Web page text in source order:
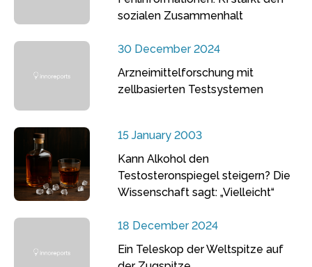
sozialen Zusammenhalt
30 December 2024
Arzneimittelforschung mit
zellbasierten Testsystemen
15 January 2003
Kann Alkohol den
Testosteronspiegel steigern? Die
Wissenschaft sagt: „Vielleicht“
18 December 2024
Ein Teleskop der Weltspitze auf